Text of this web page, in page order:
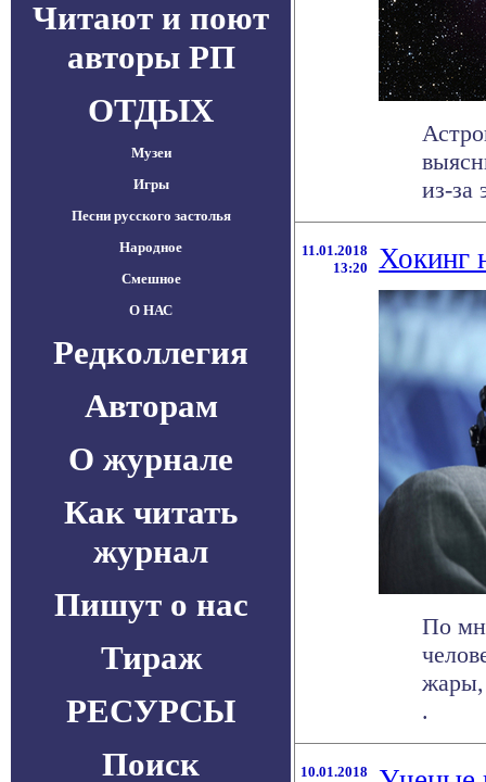
Читают и поют
авторы РП
ОТДЫХ
Музеи
Игры
Песни русского застолья
Народное
Смешное
О НАС
Редколлегия
Авторам
О журнале
Как читать
журнал
Пишут о нас
Тираж
РЕСУРСЫ
Поиск
из-за
11.01.2018
13:20
Хокинг
По
жары,
.
10.01.2018